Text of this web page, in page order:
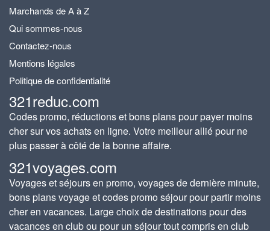
Marchands de A à Z
Qui sommes-nous
Contactez-nous
Mentions légales
Politique de confidentialité
321reduc.com
Codes promo, réductions et bons plans pour payer moins
cher sur vos achats en ligne. Votre meilleur allié pour ne
plus passer à côté de la bonne affaire.
321voyages.com
Voyages et séjours en promo, voyages de dernière minute,
bons plans voyage et codes promo séjour pour partir moins
cher en vacances. Large choix de destinations pour des
vacances en club ou pour un séjour tout compris en club